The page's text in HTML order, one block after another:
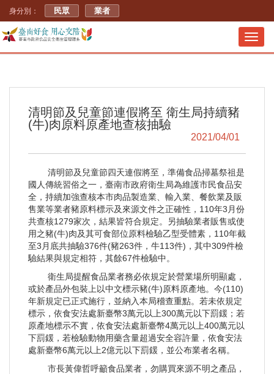
身分別： 民眾 業者
清明節及兒童節連假將至 衛生局持續豬
(牛)肉原料原產地查核抽驗
2021/04/01
清明節及兒童節四天連假將至，準備食品掃墓祭祖是
國人傳統習俗之一，臺南市政府衛生局為維護市民食品安
全，持續加強查核本市肉品製造業、輸入業、餐飲業及販
售業等業者豬原料標示及來源文件之正確性，110年3月份
共查核1279家次，結果皆符合規定。另抽驗業者販售或使
用之豬(牛)肉及其可食部位原料檢驗乙型受體素，110年截
至3月底共抽驗376件(豬263件，牛113件)，其中309件檢
驗結果與規定相符，其餘67件檢驗中。
衛生局提醒食品業者務必依規定於營業場所明顯處，
或於產品外包裝上以中文標示豬(牛)原料原產地。今(110)
年新規定已正式施行，並納入本局稽查重點。若未依規定
標示，依食安法處新臺幣3萬元以上300萬元以下罰鍰；若
原產地標示不實，依食安法處新臺幣4萬元以上400萬元以
下罰鍰，若檢驗動物用藥含量超過安全容許量，依食安法
處新臺幣6萬元以上2億元以下罰鍰，並公布業者名稱。
市長黃偉哲呼籲食品業者，勿購買來源不明之產品，